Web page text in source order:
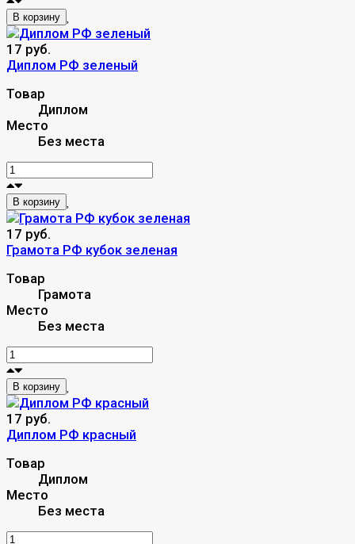
В корзину
17 руб.
Диплом РФ зеленый
Товар
Диплом
Место
Без места
В корзину
17 руб.
Грамота РФ кубок зеленая
Товар
Грамота
Место
Без места
В корзину
17 руб.
Диплом РФ красный
Товар
Диплом
Место
Без места